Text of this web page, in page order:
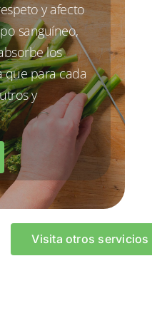
y afecto
sanguíneo,
los
que para cada
y
Visita otros servicios